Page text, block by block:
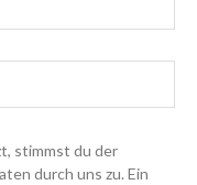
stimmst du der
durch uns zu. Ein